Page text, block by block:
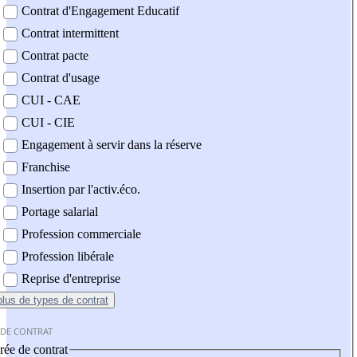
Contrat d'Engagement Educatif
Contrat intermittent
Contrat pacte
Contrat d'usage
CUI - CAE
CUI - CIE
Engagement à servir dans la réserve
Franchise
Insertion par l'activ.éco.
Portage salarial
Profession commerciale
Profession libérale
Reprise d'entreprise
de types de contrat
CONTRAT
de contrat